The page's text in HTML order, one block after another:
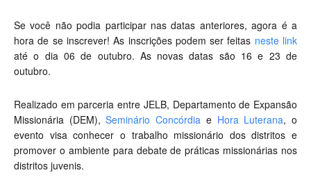
Se você não podia participar nas datas anteriores, agora é a
hora de se inscrever! As inscrições podem ser feitas neste link
até o dia 06 de outubro. As novas datas são 16 e 23 de
outubro.
Realizado em parceria entre JELB, Departamento de Expansão
Missionária (DEM),Seminário Concórdia e Hora Luterana, o
evento visa conhecer o trabalho missionário dos distritos e
promover o ambiente para debate de práticas missionárias nos
distritos juvenis.